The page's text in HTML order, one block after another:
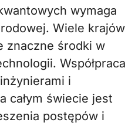
wymaga
Wiele krajów
znaczne środki w
Współpraca
i
całym świecie jest
postępów i